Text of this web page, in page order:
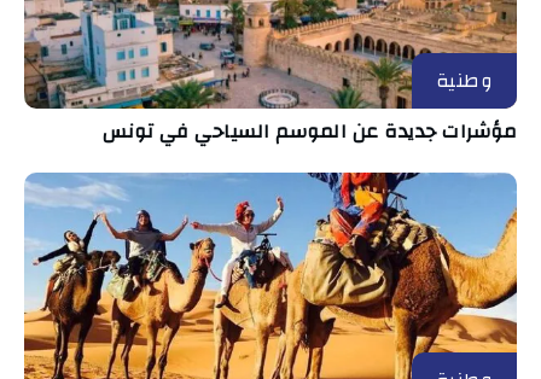
وطنية
مؤشرات جديدة عن الموسم السياحي في تونس